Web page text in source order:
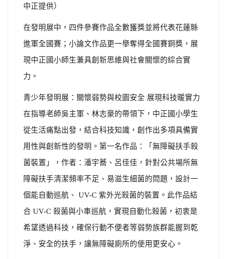
中正提供）
在發明展中，四件參賽作品全數獲獎並將代表花蓮縣
進軍全國賽；小論文作品更一舉奪得全國賽銅獎，展
現中正國小師生兼具創新思維與社會關懷的綜合實
力。
青少年發明展：關懷弱勢與校園安全 展現科技暖實力
在指導老師吳主軍、林志豪的帶領下，中正國小學生
從生活痛點出發，結合科技知識，創作出多項具備實
用性與創新性的發明。第一名作品：「無障礙扶手殺
菌裝置」，作者：潘宇蕎、呂佳佳，針對公共場所無
障礙扶手清潔頻率不足、易滋生細菌的問題，設計一
個能自動巡航、 UV-C 紫外光殺菌的裝置。此作品結
合 UV-C 殺菌與小車巡航，實現自動化殺菌，初衷是
希望透過科技，確保行動不便者等弱勢族群能握到乾
淨、安全的扶手，讓無障礙廁所的使用更安心。